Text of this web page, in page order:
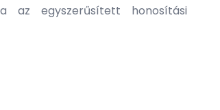
az egyszerűsített honosítási